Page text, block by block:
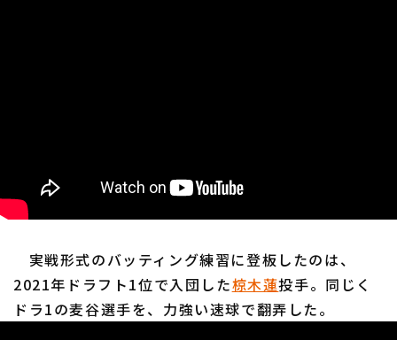
実戦形式のバッティング練習に登板したのは、
2021年ドラフト1位で入団した椋木蓮投手。同じく
ドラ1の麦谷選手を、力強い速球で翻弄した。